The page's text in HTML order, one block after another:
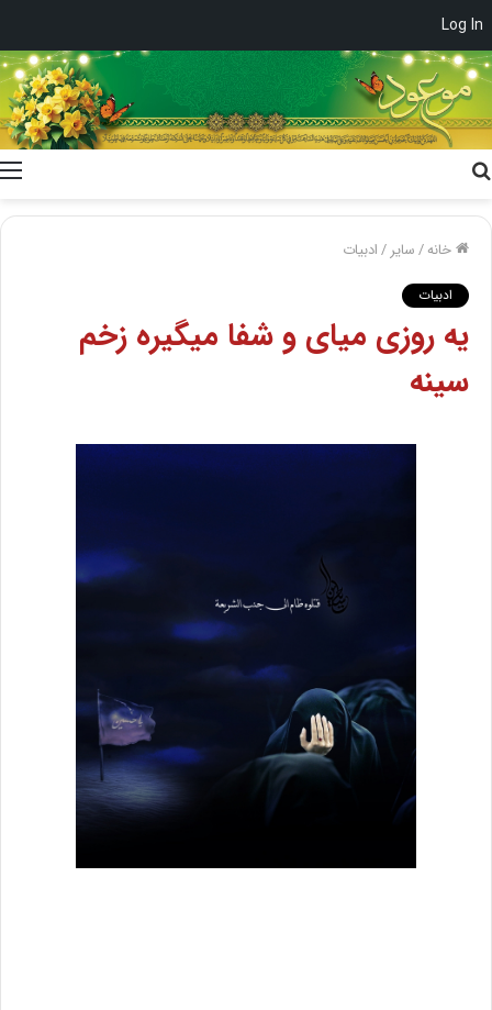
Log In
خانه/سایر /ادبیات
ادبیات
یه روزی میای و شفا میگیره زخم
سینه